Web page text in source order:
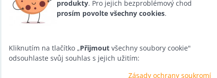
Promotéři
Kurzy a setkání
Velkoobchod
Nabídka práce
produkty. Pro jejich bezproblémový chod
prosím povolte všechny cookies.
Kliknutím na tlačítko „Přijmout všechny soubory cookie"
odsouhlaste svůj souhlas s jejich užitím:
Zásady ochrany soukromí